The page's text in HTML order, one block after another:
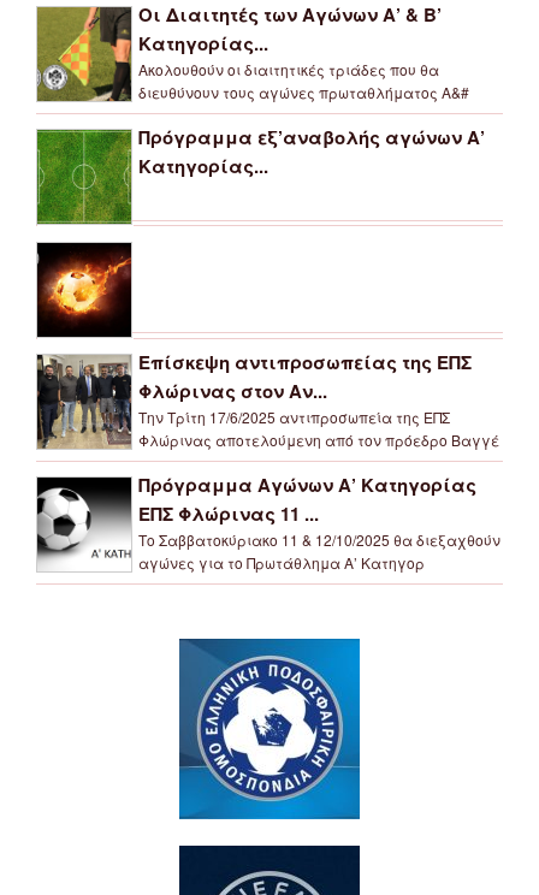
Οι Διαιτητές των Αγώνων Α’ & Β’
Κατηγορίας...
Ακολουθούν οι διαιτητικές τριάδες που θα
διευθύνουν τους αγώνες πρωταθλήματος Α&#
Πρόγραμμα εξ’αναβολής αγώνων Α’
Κατηγορίας...
Επίσκεψη αντιπροσωπείας της ΕΠΣ
Φλώρινας στον Αν...
Την Τρίτη 17/6/2025 αντιπροσωπεία της ΕΠΣ
Φλώρινας αποτελούμενη από τον πρόεδρο Βαγγέ
Πρόγραμμα Αγώνων Α’ Κατηγορίας
ΕΠΣ Φλώρινας 11 ...
Το Σαββατοκύριακο 11 & 12/10/2025 θα διεξαχθούν
αγώνες για το Πρωτάθλημα Α’ Κατηγορ